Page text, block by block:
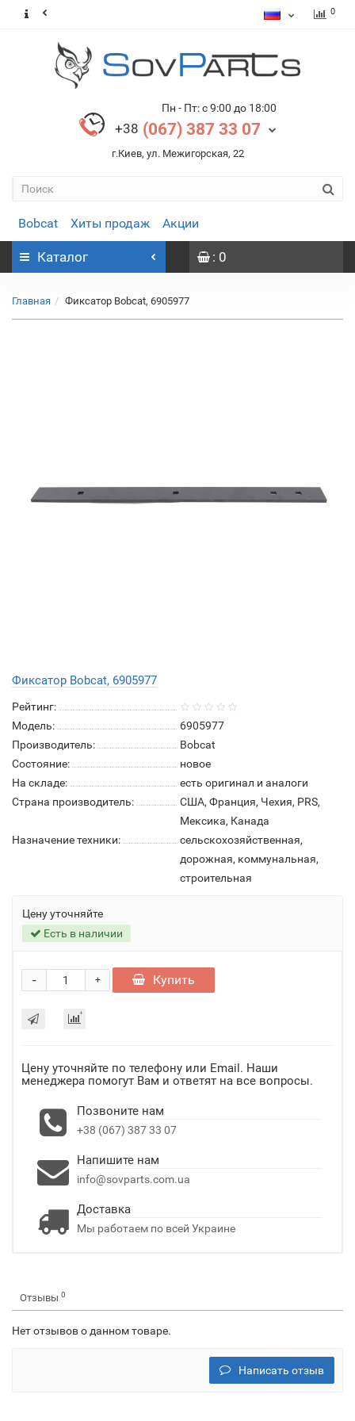
0
Пн - Пт: с 9:00 до 18:00
+38 (067) 387 33 07
г.Киев, ул. Межигорская, 22
Bobcat Хиты продаж Акции
Каталог : 0
Главная Фиксатор Bobcat, 6905977
Фиксатор Bobcat, 6905977
Рейтинг:
Модель:
6905977
Производитель:
Bobcat
Состояние:
новое
На складе:
есть оригинал и аналоги
Страна производитель:
США, Франция, Чехия, PRS,
Мексика, Канада
Назначение техники:
сельскохозяйственная,
дорожная, коммунальная,
строительная
Цену уточняйте
Есть в наличии
+
- Купить
Цену уточняйте по телефону или Email. Наши
менеджера помогут Вам и ответят на все вопросы.
Позвоните нам
+38 (067) 387 33 07
Напишите нам
info@sovparts.com.ua
Доставка
Мы работаем по всей Украине
Отзывы 0
Нет отзывов о данном товаре.
Написать отзыв